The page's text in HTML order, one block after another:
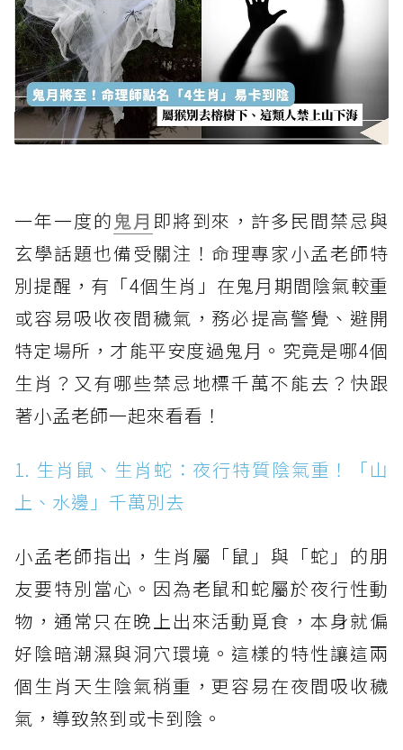
一年一度的鬼月 即將到來，許多民間禁忌與
玄學話題也備受關注！命理專家小孟老師特
別提醒，有「4個生肖」在鬼月期間陰氣較重
或容易吸收夜間穢氣，務必提高警覺、避開
特定場所，才能平安度過鬼月。究竟是哪4個
生肖？又有哪些禁忌地標千萬不能去？快跟
著小孟老師一起來看看！
1. 生肖鼠、生肖蛇：夜行特質陰氣重！「山
上、水邊」千萬別去
小孟老師指出，生肖屬「鼠」與「蛇」的朋
友要特別當心。因為老鼠和蛇屬於夜行性動
物，通常只在晚上出來活動覓食，本身就偏
好陰暗潮濕與洞穴環境。這樣的特性讓這兩
個生肖天生陰氣稍重，更容易在夜間吸收穢
氣，導致煞到或卡到陰。